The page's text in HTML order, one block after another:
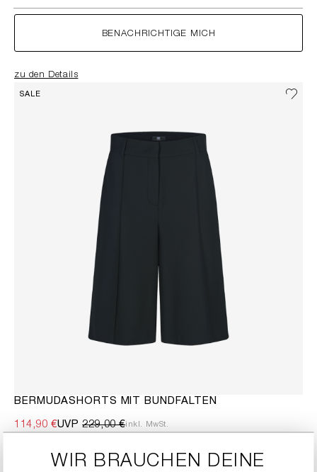
BENACHRICHTIGE MICH
zu den Details
SALE
BERMUDASHORTS MIT BUNDFALTEN
114,90 €UVP229,00 €inkl. MwSt.
black
WIR BRAUCHEN DEINE